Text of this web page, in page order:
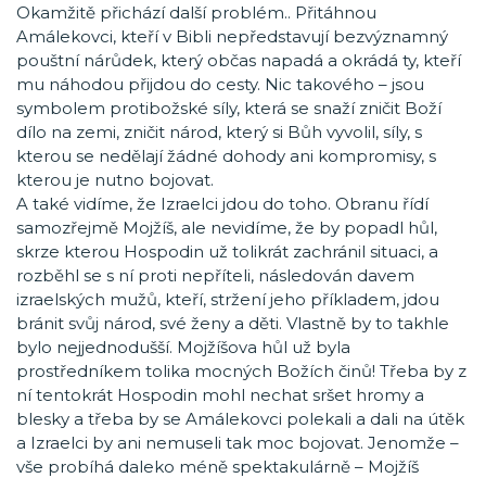
Okamžitě přichází další problém.. Přitáhnou
Amálekovci, kteří v Bibli nepředstavují bezvýznamný
pouštní nárůdek, který občas napadá a okrádá ty, kteří
mu náhodou přijdou do cesty. Nic takového – jsou
symbolem protibožské síly, která se snaží zničit Boží
dílo na zemi, zničit národ, který si Bůh vyvolil, síly, s
kterou se nedělají žádné dohody ani kompromisy, s
kterou je nutno bojovat.
A také vidíme, že Izraelci jdou do toho. Obranu řídí
samozřejmě Mojžíš, ale nevidíme, že by popadl hůl,
skrze kterou Hospodin už tolikrát zachránil situaci, a
rozběhl se s ní proti nepříteli, následován davem
izraelských mužů, kteří, stržení jeho příkladem, jdou
bránit svůj národ, své ženy a děti. Vlastně by to takhle
bylo nejjednodušší. Mojžíšova hůl už byla
prostředníkem tolika mocných Božích činů! Třeba by z
ní tentokrát Hospodin mohl nechat sršet hromy a
blesky a třeba by se Amálekovci polekali a dali na útěk
a Izraelci by ani nemuseli tak moc bojovat. Jenomže –
vše probíhá daleko méně spektakulárně – Mojžíš